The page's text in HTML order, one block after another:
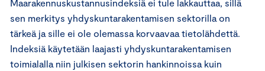
Maarakennuskustannusindeksiä ei tule lakkauttaa, sillä
sen merkitys yhdyskuntarakentamisen sektorilla on
tärkeä ja sille ei ole olemassa korvaavaa tietolähdettä.
Indeksiä käytetään laajasti yhdyskuntarakentamisen
toimialalla niin julkisen sektorin hankinnoissa kuin